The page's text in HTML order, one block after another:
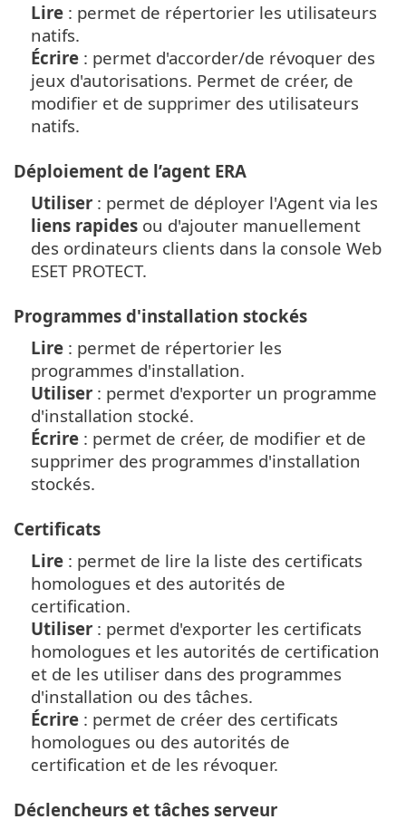
Lire : permet de répertorier les utilisateurs
natifs.
Écrire : permet d'accorder/de révoquer des
jeux d'autorisations. Permet de créer, de
modifier et de supprimer des utilisateurs
natifs.
Déploiement de l’agent ERA
Utiliser : permet de déployer l'Agent via les
liens rapides ou d'ajouter manuellement
des ordinateurs clients dans la console Web
ESET PROTECT.
Programmes d'installation stockés
Lire : permet de répertorier les
programmes d'installation.
Utiliser : permet d'exporter un programme
d'installation stocké.
Écrire : permet de créer, de modifier et de
supprimer des programmes d'installation
stockés.
Certificats
Lire : permet de lire la liste des certificats
homologues et des autorités de
certification.
Utiliser : permet d'exporter les certificats
homologues et les autorités de certification
et de les utiliser dans des programmes
d'installation ou des tâches.
Écrire : permet de créer des certificats
homologues ou des autorités de
certification et de les révoquer.
Déclencheurs et tâches serveur